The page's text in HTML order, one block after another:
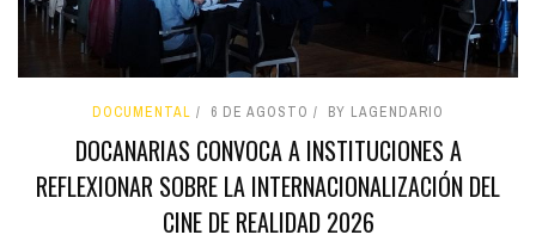
DOCUMENTAL 6 DE AGOSTO BY LAGENDARIO
DOCANARIAS CONVOCA A INSTITUCIONES A
REFLEXIONAR SOBRE LA INTERNACIONALIZACIÓN DEL
CINE DE REALIDAD 2026